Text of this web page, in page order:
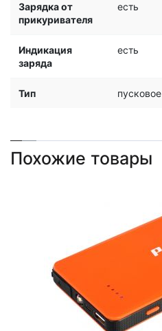
Зарядка от
прикуривателя
есть
Индикация
заряда
есть
Тип пусковое
Похожие товары